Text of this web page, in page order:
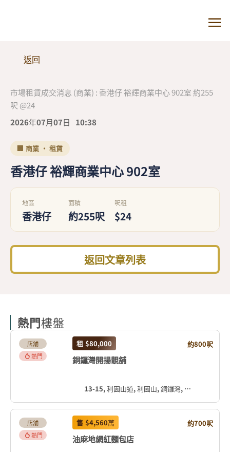
返回
市場租賃成交消息 (商業) : 香港仔 裕輝商業中心 902室 約255
呎 @24
2026年07月07日
10:38
🏢 商業 · 租賃
香港仔 裕輝商業中心 902室
地區
香港仔
面積
約255呎
呎租
$24
返回文章列表
熱門樓盤
店舖
熱門
租 $80,000 約800呎
銅鑼灣開揚靚舖
13-15, 利園山道, 利園山, 銅鑼灣, 灣仔區, 香港島, 香港, 中国
店舖
熱門
售 $4,560萬 約700呎
油麻地網紅麵包店